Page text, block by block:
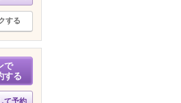
する
で
する
て予約